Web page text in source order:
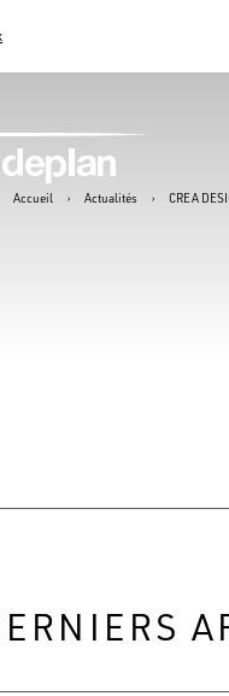
Accueil › Actualités › CREA